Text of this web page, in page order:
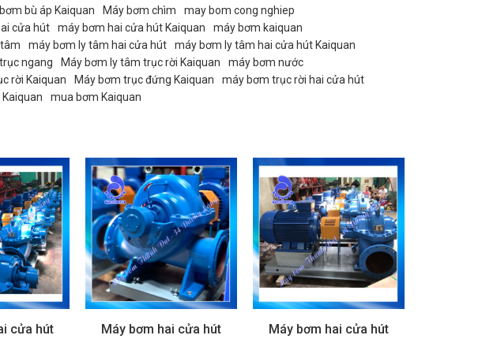
bù áp Kaiquan Máy bơm chìm
may bom cong nghiep
cửa hút máy bơm hai cửa hút Kaiquan
máy bơm kaiquan
máy bơm ly tâm hai cửa hút
máy bơm ly tâm hai cửa hút Kaiquan
ngang Máy bơm ly tâm trục rời Kaiquan
máy bơm nước
rời Kaiquan Máy bơm trục đứng Kaiquan
máy bơm trục rời hai cửa hút
mua bơm Kaiquan
cửa hút
Máy bơm hai cửa hút
Máy bơm hai cửa hút